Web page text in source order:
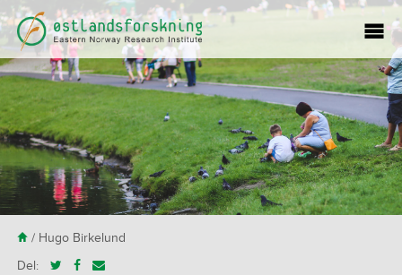
H/ Hugo Birkelund
Del: